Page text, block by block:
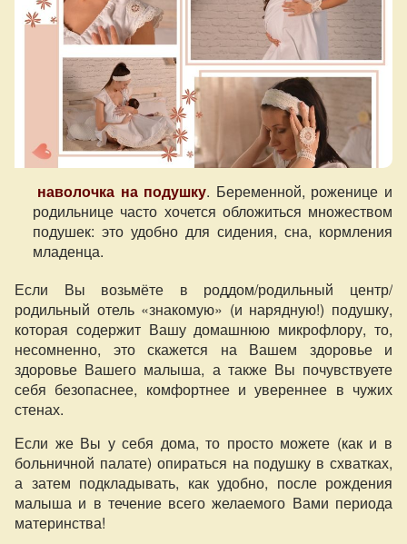
наволочка на подушку. Беременной, роженице и
родильнице часто хочется обложиться множеством
подушек: это удобно для сидения, сна, кормления
младенца.
Если Вы возьмёте в роддом/родильный центр/
родильный отель «знакомую» (и нарядную!) подушку,
которая содержит Вашу домашнюю микрофлору, то,
несомненно, это скажется на Вашем здоровье и
здоровье Вашего малыша, а также Вы почувствуете
себя безопаснее, комфортнее и увереннее в чужих
стенах.
Если же Вы у себя дома, то просто можете (как и в
больничной палате) опираться на подушку в схватках,
а затем подкладывать, как удобно, после рождения
малыша и в течение всего желаемого Вами периода
материнства!